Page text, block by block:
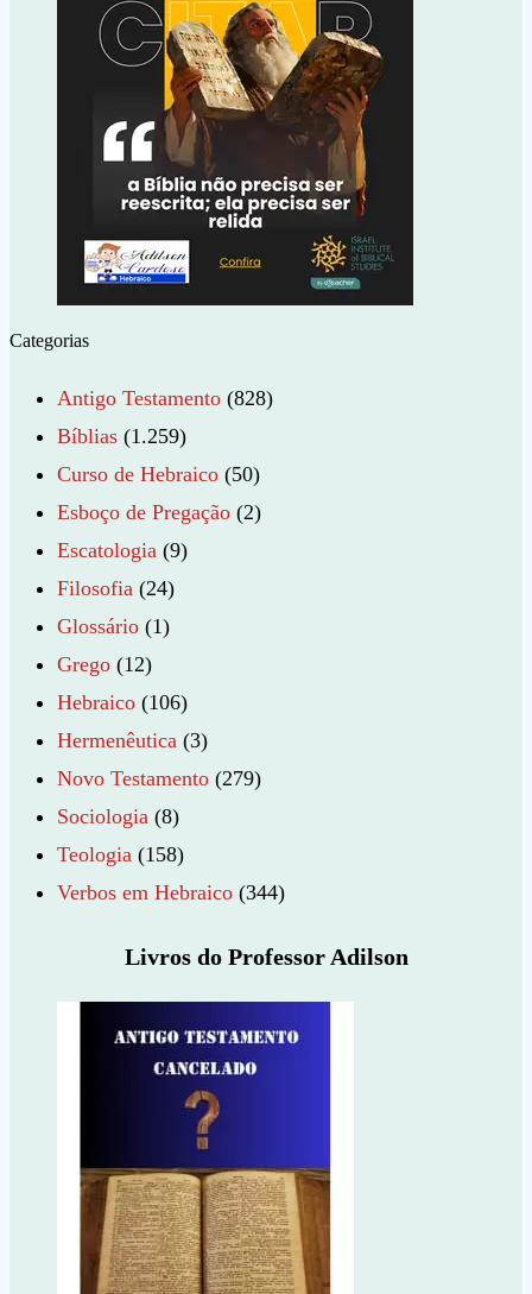
Categorias
Antigo Testamento (828)
Bíblias (1.259)
Curso de Hebraico (50)
Esboço de Pregação (2)
Escatologia (9)
Filosofia (24)
Glossário (1)
Grego (12)
Hebraico (106)
Hermenêutica (3)
Novo Testamento (279)
Sociologia (8)
Teologia (158)
Verbos em Hebraico (344)
Livros do Professor Adilson